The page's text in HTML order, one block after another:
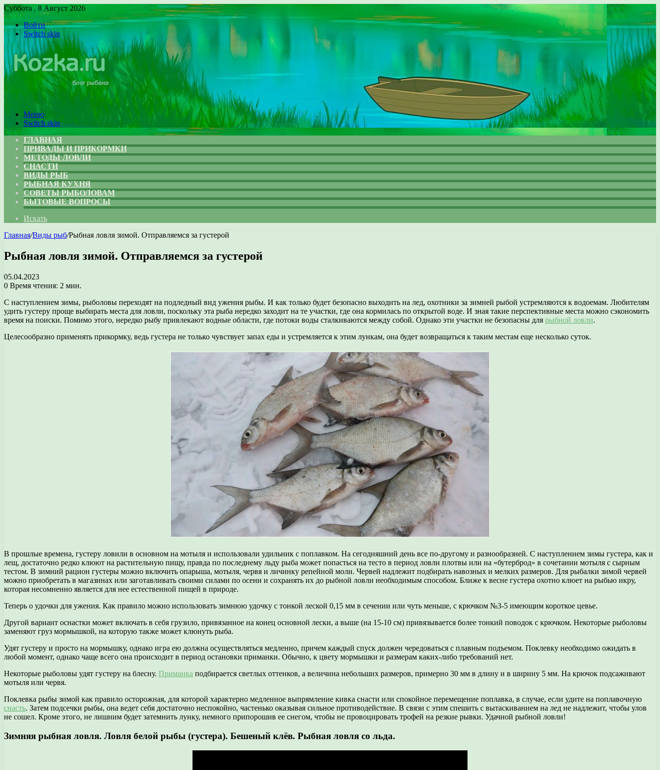
Суббота , 8 Август 2026
Войти
Switch skin
Меню
Switch skin
ГЛАВНАЯ
ПРИВАДЫ И ПРИКОРМКИ
МЕТОДЫ ЛОВЛИ
СНАСТИ
ВИДЫ РЫБ
РЫБНАЯ КУХНЯ
СОВЕТЫ РЫБОЛОВАМ
БЫТОВЫЕ ВОПРОСЫ
Искать
Главная/Виды рыб/Рыбная ловля зимой. Отправляемся за густерой
Рыбная ловля зимой. Отправляемся за густерой
05.04.2023
0 Время чтения: 2 мин.
С наступлением зимы, рыболовы переходят на подледный вид ужения рыбы. И как только будет безопасно выходить на лед, охотники за зимней рыбой устремляются к водоемам. Любителям
удить густеру проще выбирать места для ловли, поскольку эта рыба нередко заходит на те участки, где она кормилась по открытой воде. И зная такие перспективные места можно сэкономить
время на поиски. Помимо этого, нередко рыбу привлекают водные области, где потоки воды сталкиваются между собой. Однако эти участки не безопасны для рыбной ловли.
Целесообразно применять прикормку, ведь густера не только чувствует запах еды и устремляется к этим лункам, она будет возвращаться к таким местам еще несколько суток.
В прошлые времена, густеру ловили в основном на мотыля и использовали удильник с поплавком. На сегодняшний день все по-другому и разнообразней. С наступлением зимы густера, как и
лещ, достаточно редко клюют на растительную пищу, правда по последнему льду рыба может попасться на тесто в период ловли плотвы или на «бутерброд» в сочетании мотыля с сырным
тестом. В зимний рацион густеры можно включить опарыша, мотыля, червя и личинку репейной моли. Червей надлежит подбирать навозных и мелких размеров. Для рыбалки зимой червей
можно приобретать в магазинах или заготавливать своими силами по осени и сохранять их до рыбной ловли необходимым способом. Ближе к весне густера охотно клюет на рыбью икру,
которая несомненно является для нее естественной пищей в природе.
Теперь о удочки для ужения. Как правило можно использовать зимнюю удочку с тонкой леской 0,15 мм в сечении или чуть меньше, с крючком №3-5 имеющим короткое цевье.
Другой вариант оснастки может включать в себя грузило, привязанное на конец основной лески, а выше (на 15-10 см) привязывается более тонкий поводок с крючком. Некоторые рыболовы
заменяют груз мормышкой, на которую также может клюнуть рыба.
Удят густеру и просто на мормышку, однако игра ею должна осуществляться медленно, причем каждый спуск должен чередоваться с плавным подъемом. Поклевку необходимо ожидать в
любой момент, однако чаще всего она происходит в период остановки приманки. Обычно, к цвету мормышки и размерам каких-либо требований нет.
Некоторые рыболовы удят густеру на блесну. Приманка подбирается светлых оттенков, а величина небольших размеров, примерно 30 мм в длину и в ширину 5 мм. На крючок подсаживают
мотыля или червя.
Поклевка рыбы зимой как правило осторожная, для которой характерно медленное выпрямление кивка снасти или спокойное перемещение поплавка, в случае, если удите на поплавочную
снасть. Затем подсечки рыбы, она ведет себя достаточно неспокойно, частенько оказывая сильное противодействие. В связи с этим спешить с вытаскиванием на лед не надлежит, чтобы улов
не сошел. Кроме этого, не лишним будет затемнить лунку, немного припорошив ее снегом, чтобы не провоцировать трофей на резкие рывки. Удачной рыбной ловли!
Зимняя рыбная ловля. Ловля белой рыбы (густера). Бешеный клёв. Рыбная ловля со льда.